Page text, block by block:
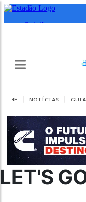
HOME NOTÍCIAS
LET'S